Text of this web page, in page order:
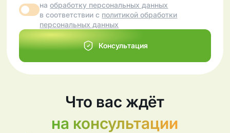
наобработку персональных данных
в соответствии с политикой обработки
персональных данных
Консультация
Что вас ждёт
на консультации